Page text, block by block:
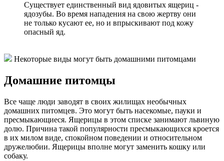
Существует единственный вид ядовитых ящериц -
ядозубы. Во время нападения на свою жертву они
не только кусают ее, но и впрыскивают под кожу
опасный яд.
Некоторые виды могут быть домашними питомцами
Домашние питомцы
Все чаще люди заводят в своих жилищах необычных
домашних питомцев. Это могут быть насекомые, пауки и
пресмыкающиеся. Ящерицы в этом списке занимают львиную
долю. Причина такой популярности пресмыкающихся кроется
в их милом виде, спокойном поведении и относительном
дружелюбии. Ящерицы вполне могут заменить кошку или
собаку.